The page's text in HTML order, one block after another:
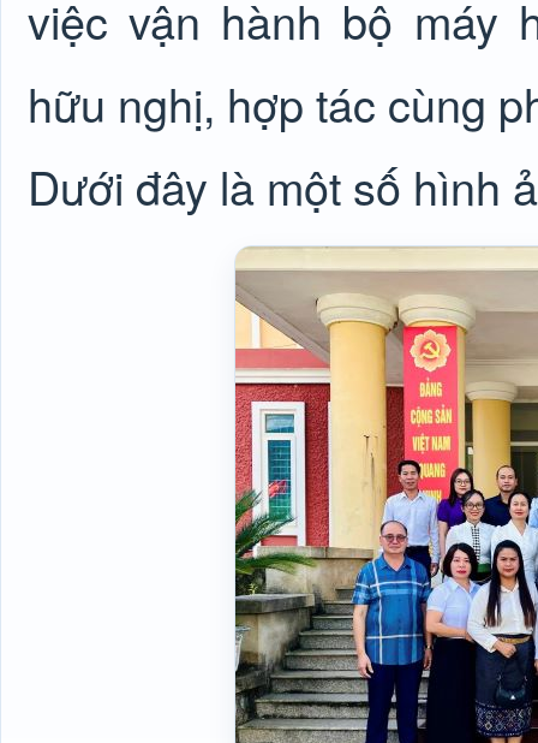
việc vận hành bộ máy
hữu nghị, hợp tác cùng
Dưới đây là một số hình